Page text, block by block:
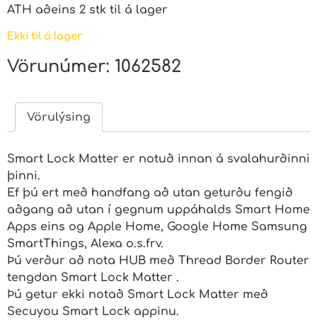
ATH aðeins 2 stk til á lager
Ekki til á lager
Vörunúmer: 1062582
Vörulýsing
Smart Lock Matter er notuð innan á svalahurðinni
þinni.
Ef þú ert með handfang að utan geturðu fengið
aðgang að utan í gegnum uppáhalds Smart Home
Apps eins og Apple Home, Google Home Samsung
SmartThings, Alexa o.s.frv.
Þú verður að nota HUB með Thread Border Router
tengdan Smart Lock Matter .
Þú getur ekki notað Smart Lock Matter með
Secuyou Smart Lock appinu.